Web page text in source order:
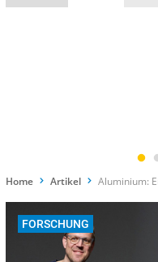
Home Artikel Aluminium:
FORSCHUNG